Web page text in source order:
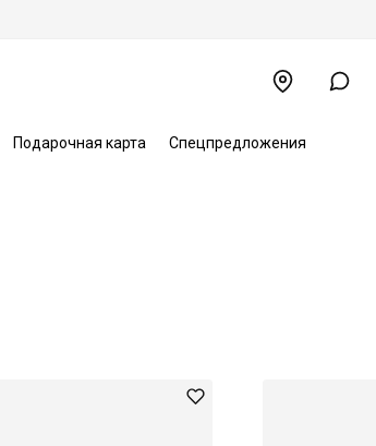
Подарочная карта Спецпредложения